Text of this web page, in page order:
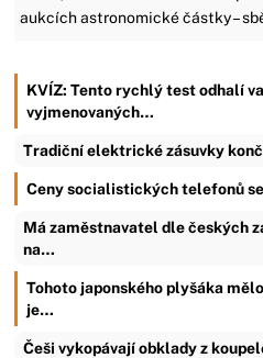
aukcích astronomické částky –
KVÍZ: Tento rychlý test odhalí
vyjmenovaných…
Tradiční elektrické zásuvky
Ceny socialistických telefonů
Má zaměstnavatel dle českých
na…
Tohoto japonského plyšáka
je…
Češi vykopávají obklady z